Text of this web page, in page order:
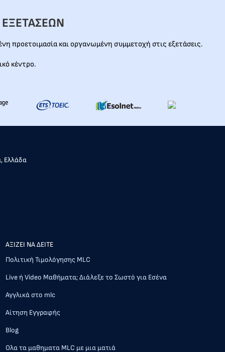
προετοιμασία και οργανωμένη συμμετοχή στις εξετάσεις.
κέντρο.
Ελλάδα
AΞΙΖΕΙ ΝΑ ΔΕΙΤΕ
Πολιτική Τιμολόγησης MLC
Live ή Video Μαθήματα; Διάλεξε το Σωστό για Εσένα
Αγγλικά στο mlc
Αίτηση Εγγραφής
Blog
Ολα τα μαθηματα MLC με μια ματιά